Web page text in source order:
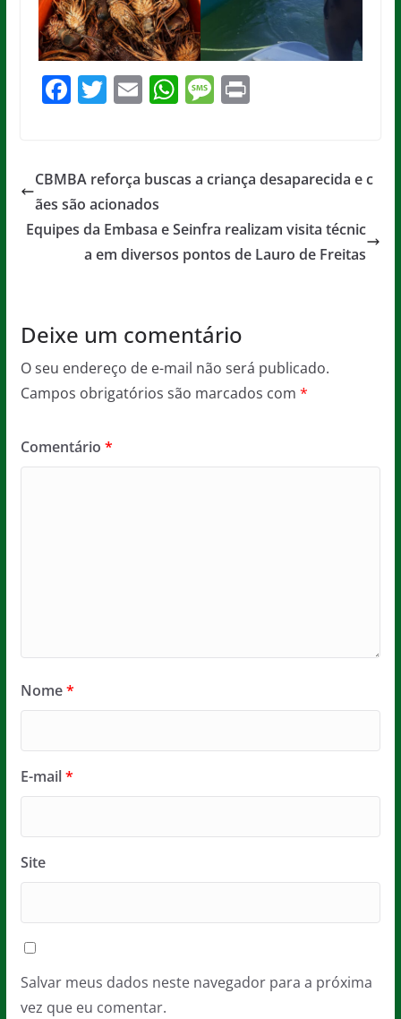
F
e
b
o
o
T
er
E
l
W
s
p
p
M
a
e
Pr
CBMBA reforça buscas a criança desaparecida e c
ães são acionados
Equipes da Embasa e Seinfra realizam visita técnic
a em diversos pontos de Lauro de Freitas
Deixe um comentário
O seu endereço de e-mail não será publicado.
Campos obrigatórios são marcados com *
Comentário *
Nome*
E-mail*
Site
Salvar meus dados neste navegador para a próxima
vez que eu comentar.